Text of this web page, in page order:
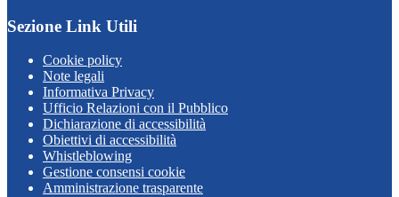
Sezione Link Utili
Cookie policy
Note legali
Informativa Privacy
Ufficio Relazioni con il Pubblico
Dichiarazione di accessibilità
Obiettivi di accessibilità
Whistleblowing
Gestione consensi cookie
Amministrazione trasparente